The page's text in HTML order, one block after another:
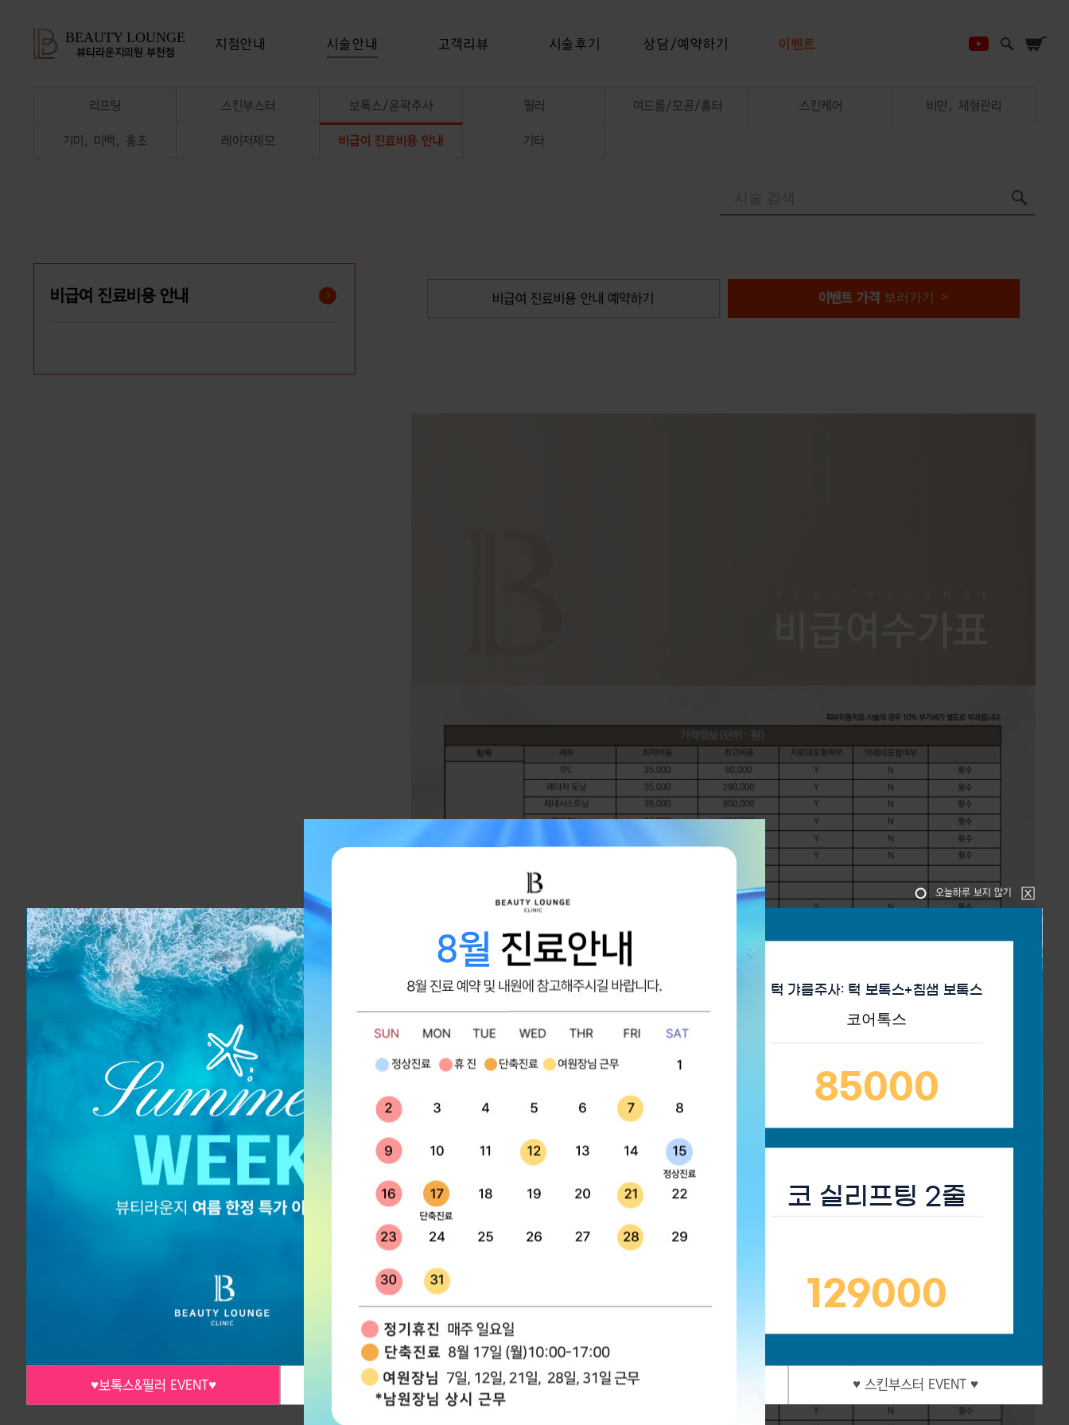
주름 보톡스 3부위
70000
턱 갸름주사: 턱 보톡스+침샘 보톡스
코어톡스
85000
원더브이주사 코 실리프팅 2줄
129000
♥보톡스&필러 EVENT♥
♥보톡스&필러 EVENT♥ ♥ 색소&스킨케어 EVENT ♥ ♥ 스킨부스터 EVENT ♥
오늘하루 보지 않기
BEAUTY LOUNGE
뷰티라운지의원 부천점
지점안내 시술안내 고객리뷰 시술후기 상담/예약하기 이벤트
리프팅 스킨부스터 보톡스/윤곽주사 필러 여드름/모공/흉터 스킨케어 비만, 체형관리
기미, 미백, 홍조 레이저제모 비급여 진료비용 안내 기타
비급여 진료비용 안내 비급여 진료비용 안내 예약하기 이벤트 가격 보러가기 >